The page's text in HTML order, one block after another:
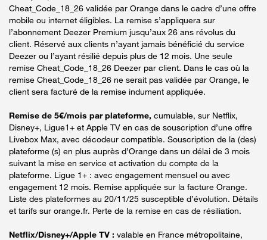
Cheat_Code_18_26 validée par Orange dans le cadre d’une offre
mobile ou internet éligibles. La remise s’appliquera sur
l’abonnement Deezer Premium jusqu’aux 26 ans révolus du
client. Réservé aux clients n’ayant jamais bénéficié du service
Deezer ou l’ayant résilié depuis plus de 12 mois. Une seule
remise Cheat_Code_18_26 Deezer par client. Dans le cas où la
remise Cheat_Code_18_26 ne serait pas validée par Orange, le
client sera facturé de la remise indument appliquée.
Remise de 5€/mois par plateforme, cumulable, sur Netflix,
Disney+, Ligue1+ et Apple TV en cas de souscription d’une offre
Livebox Max, avec décodeur compatible. Souscription de la (des)
plateforme (s) en plus auprès d’Orange dans un délai de 3 mois
suivant la mise en service et activation du compte de la
plateforme. Ligue 1+ : avec engagement mensuel ou avec
engagement 12 mois. Remise appliquée sur la facture Orange.
Liste des plateformes au 20/11/25 susceptible d’évolution. Détails
et tarifs sur orange.fr. Perte de la remise en cas de résiliation.
Netflix/Disney+/Apple TV : valable en France métropolitaine,